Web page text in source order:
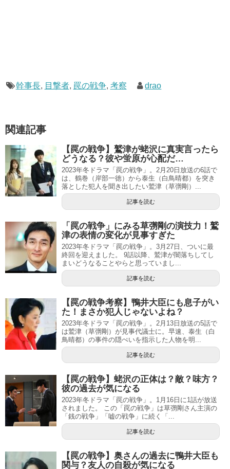
幹事長, 目撃者, 罠の戦争, 考察 drao
関連記事
【罠の戦争】鷲津が蛯沢に真実言ったら
どうなる？彼や蛍原が心配だ…
2023年冬ドラマ「罠の戦争」。2月20日放送の6話で
は、鶴巻（岸部一徳）から泰生（白鳥晴都）を突き
落とした犯人を聞き出したい鷲津（草彅剛）...
記事を読む
「罠の戦争」にみる草彅剛の演技力！鷲
津の表情の変化が見事すぎた
2023年冬ドラマ「罠の戦争」。3月27日、ついに最
終回を迎えました。 9話以降、鷲津が闇落ちしてし
まいどうなることやらと思っていまし...
記事を読む
【罠の戦争考察】鴨井大臣にも息子がい
た！まさか犯人じゃないよね？
2023年冬ドラマ「罠の戦争」。2月13日放送の5話で
は鷲津（草彅剛）が見事代議士に。早速、泰生（白
鳥晴都）の事件の隠ぺいを指示した人物を明...
記事を読む
【罠の戦争】蛯沢の正体は？敵？味方？
彼の過去が気になる
2023年冬ドラマ「罠の戦争」。1月16日に1話が放送
されました。 この「罠の戦争」は草彅剛さん主演の
「銭の戦争」「嘘の戦争」に続く「...
記事を読む
【罠の戦争】奥さんの過去に鴨井大臣も
関与？友人の自殺が気になる